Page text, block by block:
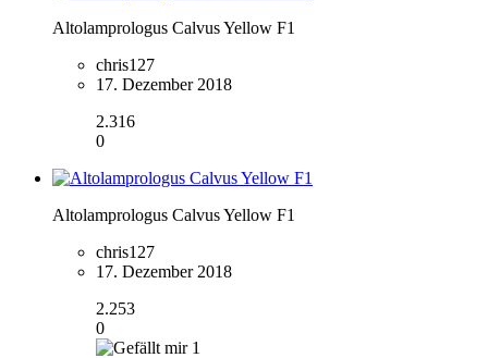
Altolamprologus Calvus Yellow F1
chris127
17. Dezember 2018
2.316
0
Altolamprologus Calvus Yellow F1
chris127
17. Dezember 2018
2.253
0
1